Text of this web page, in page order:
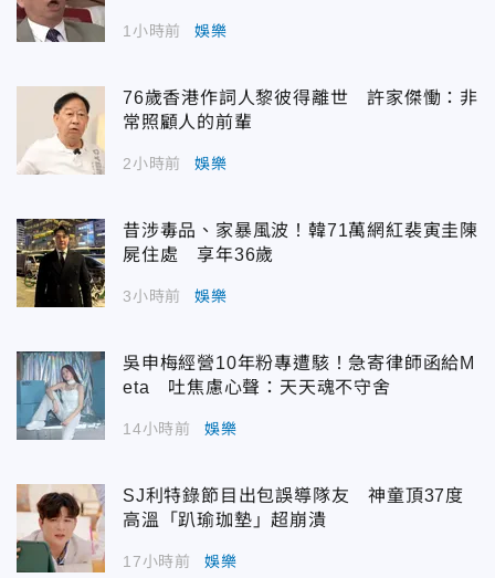
1小時前 娛樂
76歲香港作詞人黎彼得離世 許家傑慟：非
常照顧人的前輩
2小時前 娛樂
昔涉毒品、家暴風波！韓71萬網紅裴寅圭陳
屍住處 享年36歲
3小時前 娛樂
吳申梅經營10年粉專遭駭！急寄律師函給M
eta 吐焦慮心聲：天天魂不守舍
14小時前 娛樂
SJ利特錄節目出包誤導隊友 神童頂37度
高溫「趴瑜珈墊」超崩潰
17小時前 娛樂